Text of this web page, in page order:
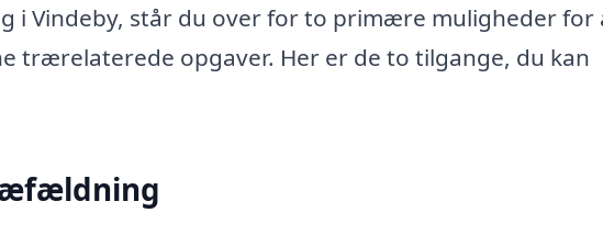
i Vindeby, står du over for to primære muligheder for
trærelaterede opgaver. Her er de to tilgange, du kan